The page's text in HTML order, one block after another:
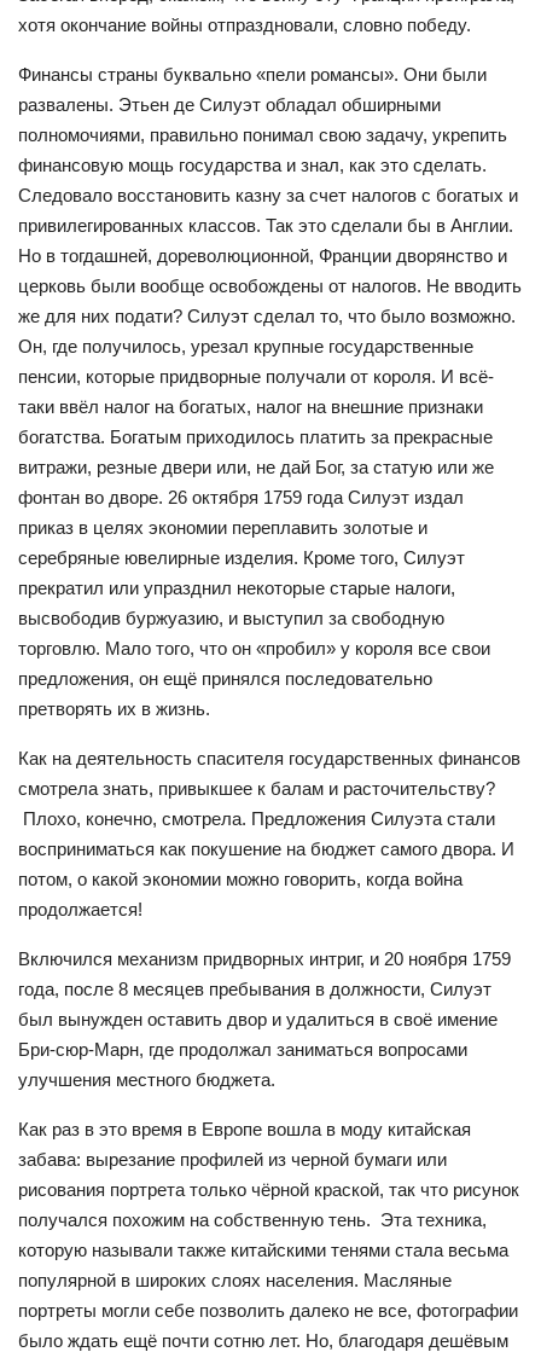
хотя окончание войны отпраздновали, словно победу.
Финансы страны буквально «пели романсы». Они были
развалены. Этьен де Силуэт обладал обширными
полномочиями, правильно понимал свою задачу, укрепить
финансовую мощь государства и знал, как это сделать.
Следовало восстановить казну за счет налогов с богатых и
привилегированных классов. Так это сделали бы в Англии.
Но в тогдашней, дореволюционной, Франции дворянство и
церковь были вообще освобождены от налогов. Не вводить
же для них подати? Силуэт сделал то, что было возможно.
Он, где получилось, урезал крупные государственные
пенсии, которые придворные получали от короля. И всё-
таки ввёл налог на богатых, налог на внешние признаки
богатства. Богатым приходилось платить за прекрасные
витражи, резные двери или, не дай Бог, за статую или же
фонтан во дворе. 26 октября 1759 года Силуэт издал
приказ в целях экономии переплавить золотые и
серебряные ювелирные изделия. Кроме того, Силуэт
прекратил или упразднил некоторые старые налоги,
высвободив буржуазию, и выступил за свободную
торговлю. Мало того, что он «пробил» у короля все свои
предложения, он ещё принялся последовательно
претворять их в жизнь.
Как на деятельность спасителя государственных финансов
смотрела знать, привыкшее к балам и расточительству?
Плохо, конечно, смотрела. Предложения Силуэта стали
восприниматься как покушение на бюджет самого двора. И
потом, о какой экономии можно говорить, когда война
продолжается!
Включился механизм придворных интриг, и 20 ноября 1759
года, после 8 месяцев пребывания в должности, Силуэт
был вынужден оставить двор и удалиться в своё имение
Бри-сюр-Марн, где продолжал заниматься вопросами
улучшения местного бюджета.
Как раз в это время в Европе вошла в моду китайская
забава: вырезание профилей из черной бумаги или
рисования портрета только чёрной краской, так что рисунок
получался похожим на собственную тень. Эта техника,
которую называли также китайскими тенями стала весьма
популярной в широких слоях населения. Масляные
портреты могли себе позволить далеко не все, фотографии
было ждать ещё почти сотню лет. Но, благодаря дешёвым